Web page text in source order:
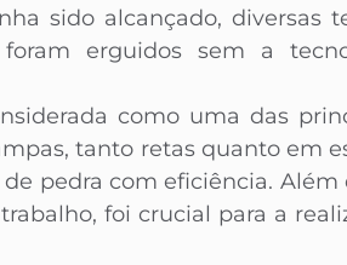
sido alcançado, diversas
erguidos sem a
como uma das
tanto retas quanto em
pedra com eficiência. Além
foi crucial para a